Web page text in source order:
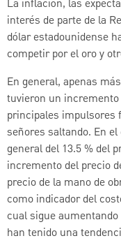
La inflación, las
interés de parte de la
dólar estadounidense
competir por el oro y
En general, apenas
tuvieron un incremento
principales impulsores
señores saltando. En
general del 13.5 % del
incremento del precio
precio de la mano de
como indicador del
cual sigue
han tenido una